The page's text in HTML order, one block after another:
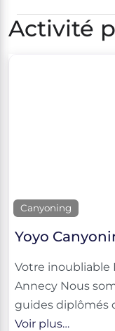
Activité
Canyoning
Yoyo
Votre inoubliable
Annecy Nous
guides diplômés
Voir plus…